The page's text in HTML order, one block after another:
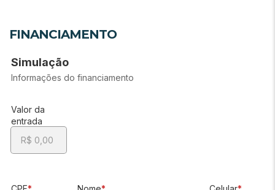
FINANCIAMENTO